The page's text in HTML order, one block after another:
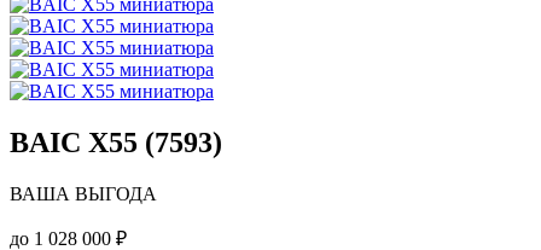
BAIC X55 (7593)
ВАША ВЫГОДА
до 1 028 000 ₽